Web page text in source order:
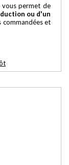
vous permet de
ou d'un
commandées et